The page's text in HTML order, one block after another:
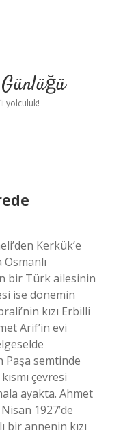
yolculuk!
Kerkük’e
bir Türk ailesinin
ise dönemin
kızı Erbilli
Arif’in evi
Paşa semtinde
çevresi
ayakta. Ahmet
1927’de
bir annenin kızı